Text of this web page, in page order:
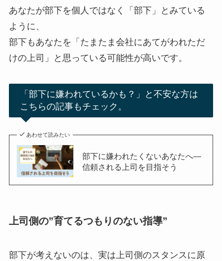
あなたが部下を個人ではなく「部下」とみている
ように、
部下もあなたを「たまたま会社にあてがわれただ
けの上司」と思っている可能性が高いです。
「部下に嫌われているかも？」と不安な方は
こちらの記事もチェック。
あわせて読みたい
部下に嫌われたくないあなたへ―
信頼される上司を目指そう
上司側の”育てるつもりのない指導”
部下が考えないのは、実は上司側のスタンスに原